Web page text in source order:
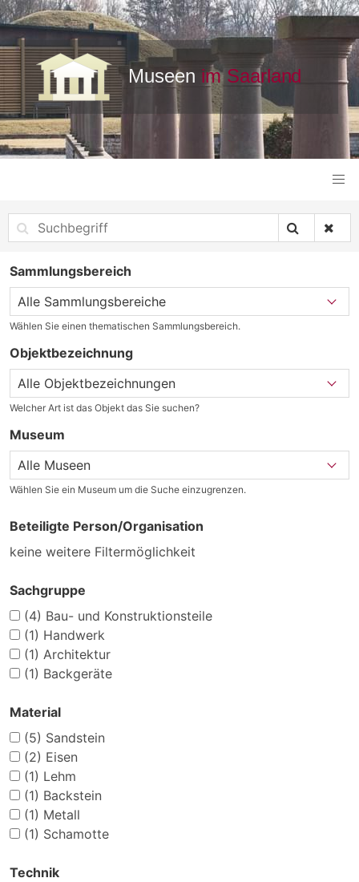
Sammlungsbereich
Wählen Sie einen thematischen Sammlungsbereich.
Objektbezeichnung
Welcher Art ist das Objekt das Sie suchen?
Museum
Wählen Sie ein Museum um die Suche einzugrenzen.
Beteiligte Person/Organisation
keine weitere Filtermöglichkeit
Sachgruppe
(4) Bau- und Konstruktionsteile
(1) Handwerk
(1) Architektur
(1) Backgeräte
Material
(5) Sandstein
(2) Eisen
(1) Lehm
(1) Backstein
(1) Metall
(1) Schamotte
Technik